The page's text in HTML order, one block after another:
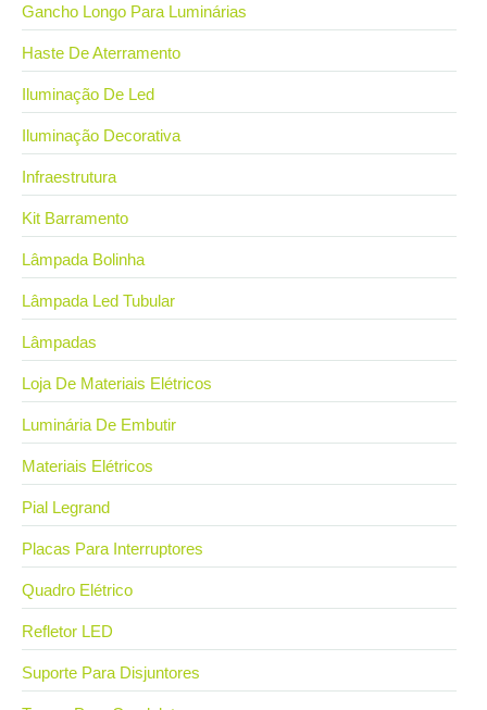
Gancho Longo Para Luminárias
Haste De Aterramento
Iluminação De Led
Iluminação Decorativa
Infraestrutura
Kit Barramento
Lâmpada Bolinha
Lâmpada Led Tubular
Lâmpadas
Loja De Materiais Elétricos
Luminária De Embutir
Materiais Elétricos
Pial Legrand
Placas Para Interruptores
Quadro Elétrico
Refletor LED
Suporte Para Disjuntores